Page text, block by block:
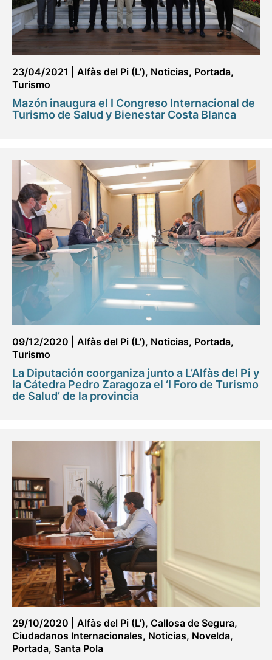
23/04/2021 Alfàs del Pi (L'), Noticias, Portada,
Turismo
Mazón inaugura el I Congreso Internacional de
Turismo de Salud y Bienestar Costa Blanca
09/12/2020 Alfàs del Pi (L'), Noticias, Portada,
Turismo
La Diputación coorganiza junto a L’Alfàs del Pi y
la Cátedra Pedro Zaragoza el ‘I Foro de Turismo
de Salud’ de la provincia
29/10/2020 Alfàs del Pi (L'), Callosa de Segura,
Ciudadanos Internacionales, Noticias, Novelda,
Portada, Santa Pola